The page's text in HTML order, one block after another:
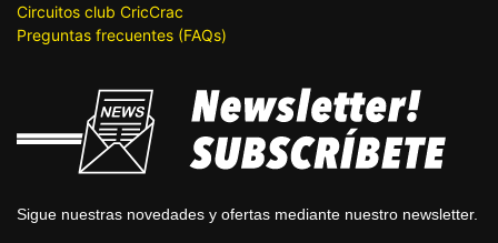
Circuitos club CricCrac
Preguntas frecuentes (FAQs)
Sigue nuestras novedades y ofertas mediante nuestro newsletter.